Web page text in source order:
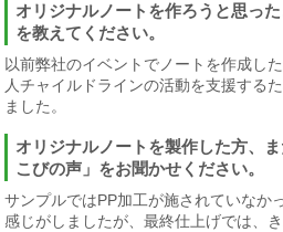
オリジナルノートを作ろうと思っ
を教えてください。
以前弊社のイベントでノートを作成し
人チャイルドラインの活動を支援する
ました。
オリジナルノートを製作した方、
こびの声」をお聞かせください。
サンプルではPP加工が施されていなか
感じがしましたが、最終仕上げでは、